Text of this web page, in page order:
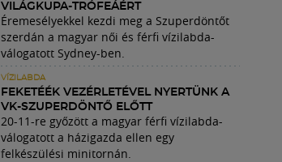
VILÁGKUPA-TRÓFEÁÉRT
Éremesélyekkel kezdi meg a Szuperdöntőt
szerdán a magyar női és férfi vízilabda-
válogatott Sydney-ben.
VÍZILABDA
FEKETÉÉK VEZÉRLETÉVEL NYERTÜNK A
VK-SZUPERDÖNTŐ ELŐTT
20-11-re győzött a magyar férfi vízilabda-
válogatott a házigazda ellen egy
felkészülési minitornán.